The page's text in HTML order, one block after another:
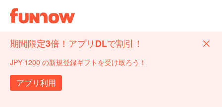
期間限定3倍！アプリDLで割引！
JPY 1200 の新規登録ギフトを受け取ろう！
アプリ利用